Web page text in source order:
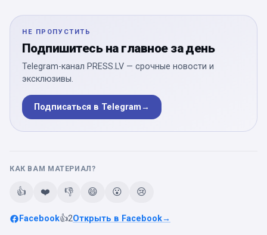
НЕ ПРОПУСТИТЬ
Подпишитесь на главное за день
Telegram-канал PRESS.LV — срочные новости и
эксклюзивы.
Подписаться в Telegram→
КАК ВАМ МАТЕРИАЛ?
👍 ❤️ 👎 😄 😮 😢
Facebook👍2Открыть в Facebook→